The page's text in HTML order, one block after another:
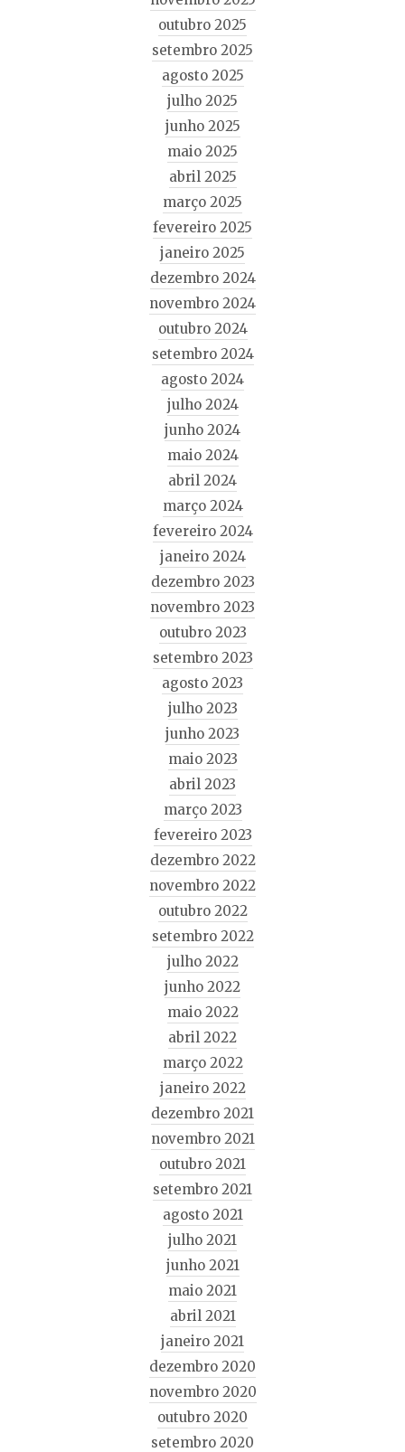
outubro 2025
setembro 2025
agosto 2025
julho 2025
junho 2025
maio 2025
abril 2025
março 2025
fevereiro 2025
janeiro 2025
dezembro 2024
novembro 2024
outubro 2024
setembro 2024
agosto 2024
julho 2024
junho 2024
maio 2024
abril 2024
março 2024
fevereiro 2024
janeiro 2024
dezembro 2023
novembro 2023
outubro 2023
setembro 2023
agosto 2023
julho 2023
junho 2023
maio 2023
abril 2023
março 2023
fevereiro 2023
dezembro 2022
novembro 2022
outubro 2022
setembro 2022
julho 2022
junho 2022
maio 2022
abril 2022
março 2022
janeiro 2022
dezembro 2021
novembro 2021
outubro 2021
setembro 2021
agosto 2021
julho 2021
junho 2021
maio 2021
abril 2021
janeiro 2021
dezembro 2020
novembro 2020
outubro 2020
setembro 2020